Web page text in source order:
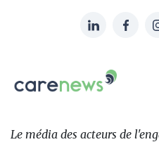
sur:
LinkedIn
Le
des
Le média des acteurs de